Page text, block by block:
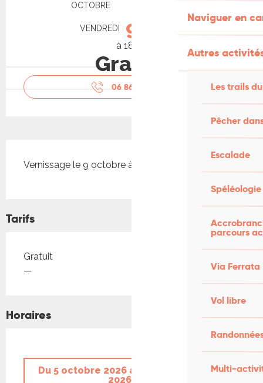
Naviguer en
Autres
Les trails
Pêcher
Escalade
Spéléologie
parcours
Via Ferrata
Vol libre
Multi-
OCTOBRE
VENDREDI 9
à 18:30
Gratuit
06 86 93 33
Vernissage le 9 octobre à 18h30.
Tarifs
Tarifs 2026
Gratuit
—
Horaires
Du 5 octobre 2026 au
2026